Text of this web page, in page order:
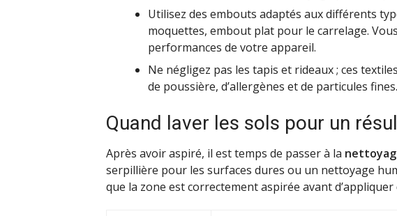
Utilisez des embouts adaptés aux différents
moquettes, embout plat pour le carrelage.
performances de votre appareil.
Ne négligez pas les tapis et rideaux ; ces
de poussière, d’allergènes et de particules fines.
Quand laver les sols pour un
Après avoir aspiré, il est temps de passer à la
serpillière pour les surfaces dures ou un nettoyage
que la zone est correctement aspirée avant d’appliquer